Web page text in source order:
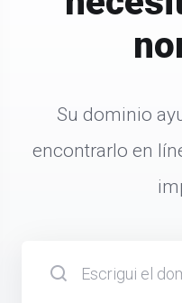
Su dominio
encontrarlo en